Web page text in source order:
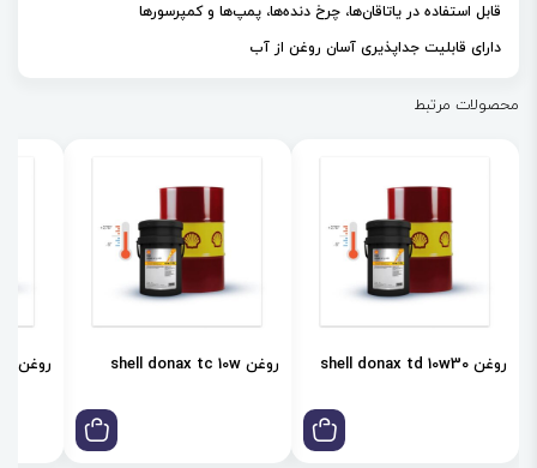
قابل استفاده در یاتاقان‌ها، چرخ دنده‌ها، پمپ‌ها و کمپرسورها
دارای قابلیت جداپذیری آسان روغن از آب
محصولات مرتبط
روغن shell donax td 10w30 روغن shell donax tc 10w روغن shell donax td 85w